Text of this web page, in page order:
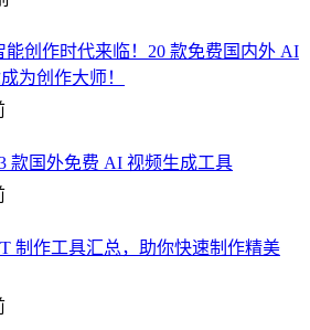
能创作时代来临！20 款免费国内外 AI
为创作大师！
款国外免费 AI 视频生成工具
制作工具汇总，助你快速制作精美